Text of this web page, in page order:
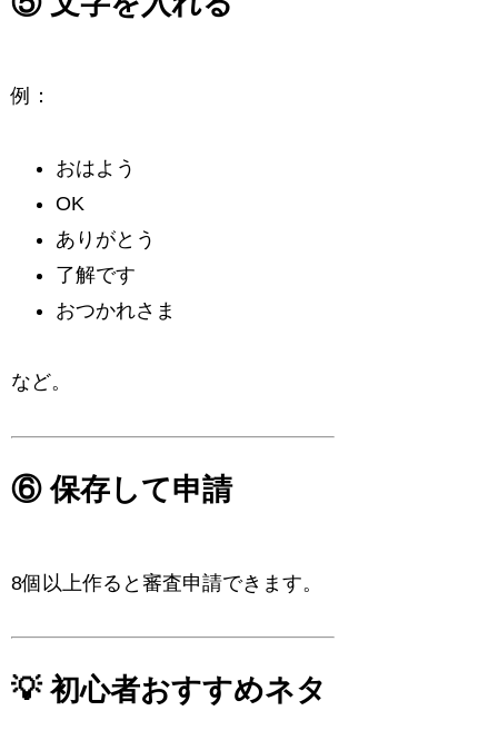
例：
おはよう
OK
ありがとう
了解です
おつかれさま
など。
⑥ 保存して申請
8個以上作ると審査申請できます。
💡 初心者おすすめネタ